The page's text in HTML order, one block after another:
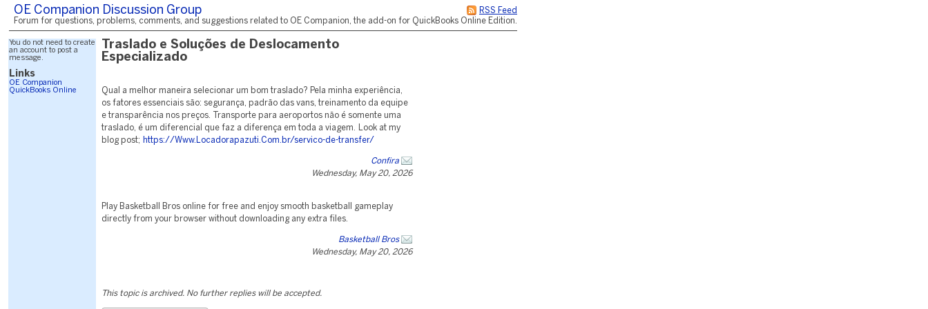
RSS Feed
OE Companion Discussion Group
Forum for questions, problems, comments, and suggestions related to OE Companion, the add-on for QuickBooks Online Edition.
You do not need to create
an account to post a
message.
Links
OE Companion
QuickBooks Online
Traslado e Soluções de Deslocamento
Especializado
Qual a melhor maneira selecionar um bom traslado? Pela minha experiência,
os fatores essenciais são: segurança, padrão das vans, treinamento da equipe
e transparência nos preços. Transporte para aeroportos não é somente uma
traslado, é um diferencial que faz a diferença em toda a viagem. Look at my
blog post;
https://Www.Locadorapazuti.Com.br/servico-de-transfer/
Confira
Wednesday, May 20, 2026
Play Basketball Bros online for free and enjoy smooth basketball gameplay
directly from your browser without downloading any extra files.
Basketball Bros
Wednesday, May 20, 2026
This topic is archived. No further replies will be accepted.